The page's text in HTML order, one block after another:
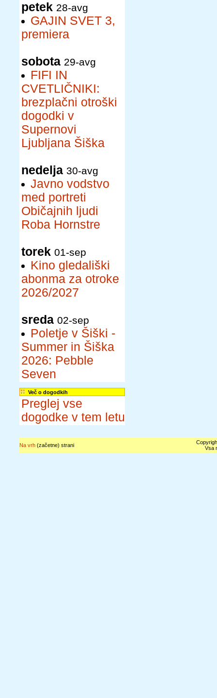
petek 28-avg
GAJIN SVET 3,
premiera
sobota 29-avg
FIFI IN
CVETLIČNIKI:
brezplačni otroški
dogodki v
Supernovi
Ljubljana Šiška
nedelja 30-avg
Javno vodstvo
med portreti
Običajnih ljudi
Roba Hornstre
torek 01-sep
Kino gledališki
abonma za otroke
2026/2027
sreda 02-sep
Poletje v Šiški -
Summer in Šiška
2026: Pebble
Seven
Več o dogodkih
Preglej vse
dogodke v tem letu
Na vrh(začetne) strani
Vsa